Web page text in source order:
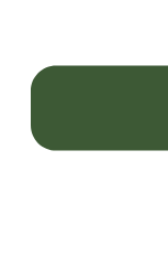
Inovação e
O foco da apresentação
transformando resíduos
propriedades
causadores de